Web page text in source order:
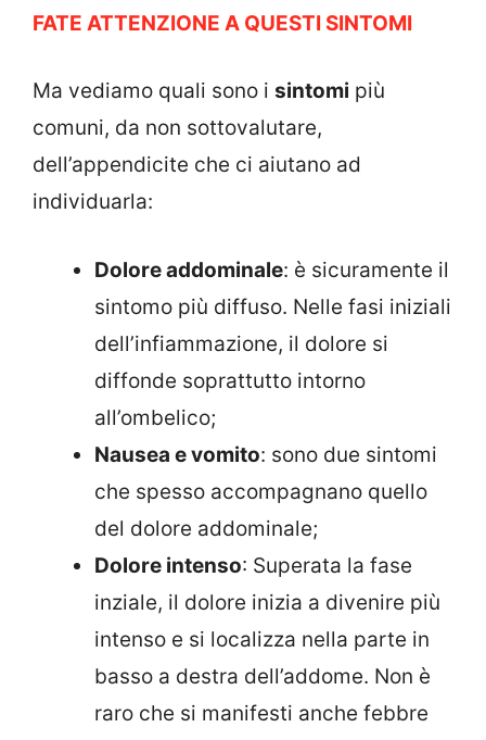
FATE ATTENZIONE A QUESTI SINTOMI
Ma vediamo quali sono i sintomi più
comuni, da non sottovalutare,
dell’appendicite che ci aiutano ad
individuarla:
Dolore addominale: è sicuramente il
sintomo più diffuso. Nelle fasi iniziali
dell’infiammazione, il dolore si
diffonde soprattutto intorno
all’ombelico;
Nausea e vomito: sono due sintomi
che spesso accompagnano quello
del dolore addominale;
Dolore intenso: Superata la fase
inziale, il dolore inizia a divenire più
intenso e si localizza nella parte in
basso a destra dell’addome. Non è
raro che si manifesti anche febbre